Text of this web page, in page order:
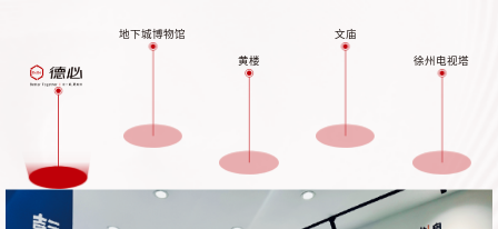
地下城博物馆
黄楼
文庙
徐州电视塔